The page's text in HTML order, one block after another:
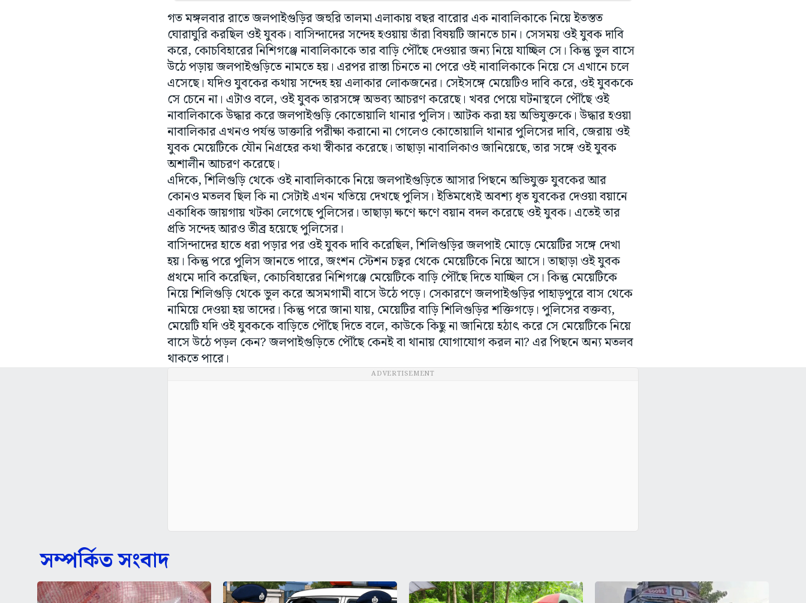
গত মঙ্গলবার রাতে জলপাইগুড়ির জহুরি তালমা এলাকায় বছর বারোর এক নাবালিকাকে নিয়ে ইতস্তত
ঘোরাঘুরি করছিল ওই যুবক। বাসিন্দাদের সন্দেহ হওয়ায় তাঁরা বিষয়টি জানতে চান। সেসময় ওই যুবক দাবি
করে, কোচবিহারের নিশিগঞ্জে নাবালিকাকে তার বাড়ি পৌঁছে দেওয়ার জন্য নিয়ে যাচ্ছিল সে। কিন্তু ভুল বাসে
উঠে পড়ায় জলপাইগুড়িতে নামতে হয়। এরপর রাস্তা চিনতে না পেরে ওই নাবালিকাকে নিয়ে সে এখানে চলে
এসেছে। যদিও যুবকের কথায় সন্দেহ হয় এলাকার লোকজনের। সেইসঙ্গে মেয়েটিও দাবি করে, ওই যুবককে
সে চেনে না। এটাও বলে, ওই যুবক তারসঙ্গে অভব্য আচরণ করেছে। খবর পেয়ে ঘটনাস্থলে পৌঁছে ওই
নাবালিকাকে উদ্ধার করে জলপাইগুড়ি কোতোয়ালি থানার পুলিস। আটক করা হয় অভিযুক্তকে। উদ্ধার হওয়া
নাবালিকার এখনও পর্যন্ত ডাক্তারি পরীক্ষা করানো না গেলেও কোতোয়ালি থানার পুলিসের দাবি, জেরায় ওই
যুবক মেয়েটিকে যৌন নিগ্রহের কথা স্বীকার করেছে। তাছাড়া নাবালিকাও জানিয়েছে, তার সঙ্গে ওই যুবক
অশালীন আচরণ করেছে।
এদিকে, শিলিগুড়ি থেকে ওই নাবালিকাকে নিয়ে জলপাইগুড়িতে আসার পিছনে অভিযুক্ত যুবকের আর
কোনও মতলব ছিল কি না সেটাই এখন খতিয়ে দেখছে পুলিস। ইতিমধ্যেই অবশ্য ধৃত যুবকের দেওয়া বয়ানে
একাধিক জায়গায় খটকা লেগেছে পুলিসের। তাছাড়া ক্ষণে ক্ষণে বয়ান বদল করেছে ওই যুবক। এতেই তার
প্রতি সন্দেহ আরও তীব্র হয়েছে পুলিসের।
বাসিন্দাদের হাতে ধরা পড়ার পর ওই যুবক দাবি করেছিল, শিলিগুড়ির জলপাই মোড়ে মেয়েটির সঙ্গে দেখা
হয়। কিন্তু পরে পুলিস জানতে পারে, জংশন স্টেশন চত্বর থেকে মেয়েটিকে নিয়ে আসে। তাছাড়া ওই যুবক
প্রথমে দাবি করেছিল, কোচবিহারের নিশিগঞ্জে মেয়েটিকে বাড়ি পৌঁছে দিতে যাচ্ছিল সে। কিন্তু মেয়েটিকে
নিয়ে শিলিগুড়ি থেকে ভুল করে অসমগামী বাসে উঠে পড়ে। সেকারণে জলপাইগুড়ির পাহাড়পুরে বাস থেকে
নামিয়ে দেওয়া হয় তাদের। কিন্তু পরে জানা যায়, মেয়েটির বাড়ি শিলিগুড়ির শক্তিগড়ে। পুলিসের বক্তব্য,
মেয়েটি যদি ওই যুবককে বাড়িতে পৌঁছে দিতে বলে, কাউকে কিছু না জানিয়ে হঠাৎ করে সে মেয়েটিকে নিয়ে
বাসে উঠে পড়ল কেন? জলপাইগুড়িতে পৌঁছে কেনই বা থানায় যোগাযোগ করল না? এর পিছনে অন্য মতলব
থাকতে পারে।
ADVERTISEMENT
সম্পর্কিত সংবাদ